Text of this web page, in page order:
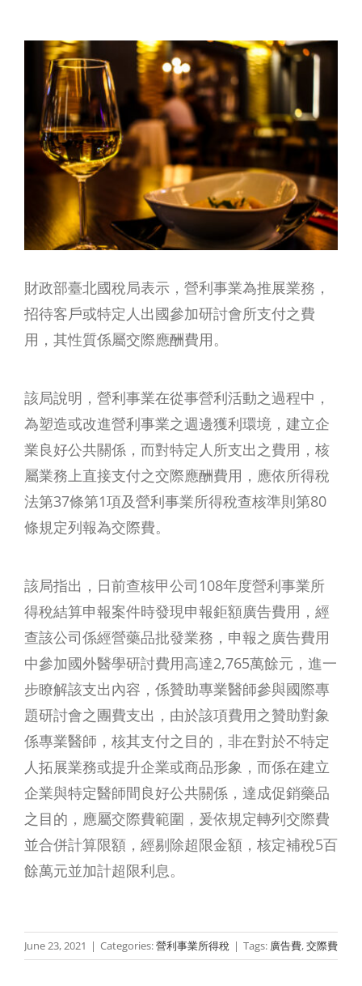
View
Larger
Image
財政部臺北國稅局表示，營利事業為推展業務，
招待客戶或特定人出國參加研討會所支付之費
用，其性質係屬交際應酬費用。
該局說明，營利事業在從事營利活動之過程中，
為塑造或改進營利事業之週邊獲利環境，建立企
業良好公共關係，而對特定人所支出之費用，核
屬業務上直接支付之交際應酬費用，應依所得稅
法第37條第1項及營利事業所得稅查核準則第80
條規定列報為交際費。
該局指出，日前查核甲公司108年度營利事業所
得稅結算申報案件時發現申報鉅額廣告費用，經
查該公司係經營藥品批發業務，申報之廣告費用
中參加國外醫學研討費用高達2,765萬餘元，進一
步瞭解該支出內容，係贊助專業醫師參與國際專
題研討會之團費支出，由於該項費用之贊助對象
係專業醫師，核其支付之目的，非在對於不特定
人拓展業務或提升企業或商品形象，而係在建立
企業與特定醫師間良好公共關係，達成促銷藥品
之目的，應屬交際費範圍，爰依規定轉列交際費
並合併計算限額，經剔除超限金額，核定補稅5百
餘萬元並加計超限利息。
June 23, 2021 | Categories:營利事業所得稅 | Tags: 廣告費,交際費